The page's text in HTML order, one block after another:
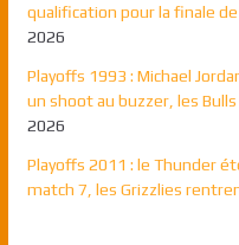
qualification pour la finale de
2026
Playoffs 1993 : Michael
un shoot au buzzer, les
2026
Playoffs 2011 : le Thunder
match 7, les Grizzlies